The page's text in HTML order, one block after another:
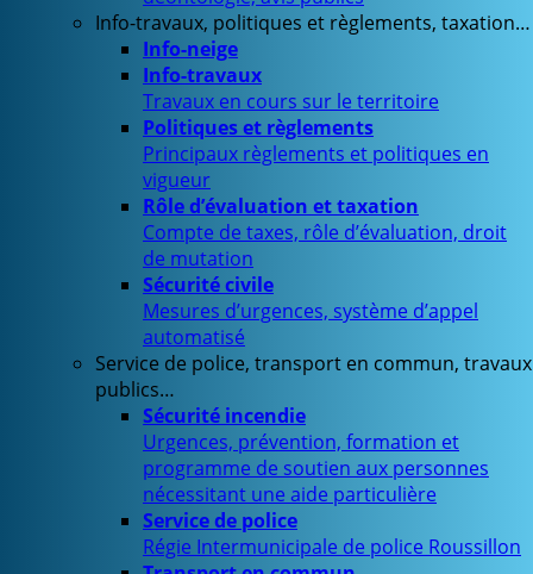
Info-travaux, politiques et règlements, taxation…
Info-neige
Info-travaux
Travaux en cours sur le territoire
Politiques et règlements
Principaux règlements et politiques en
vigueur
Rôle d’évaluation et taxation
Compte de taxes, rôle d’évaluation, droit
de mutation
Sécurité civile
Mesures d’urgences, système d’appel
automatisé
Service de police, transport en commun, travaux
publics…
Sécurité incendie
Urgences, prévention, formation et
programme de soutien aux personnes
nécessitant une aide particulière
Service de police
Régie Intermunicipale de police Roussillon